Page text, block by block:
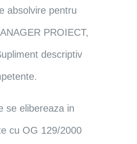
absolvire pentru
PROIECT,
descriptiv
se elibereaza in
cu OG 129/2000